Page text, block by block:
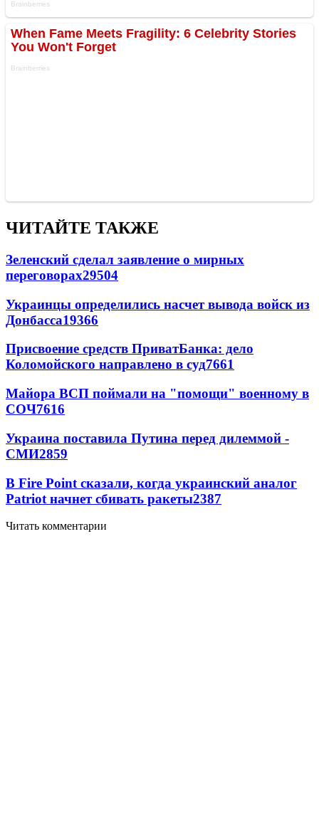
ЧИТАЙТЕ ТАКЖЕ
Зеленский сделал заявление о мирных
переговорах29504
Украинцы определились насчет вывода войск из
Донбасса19366
Присвоение средств ПриватБанка: дело
Коломойского направлено в суд7661
Майора ВСП поймали на "помощи" военному в
СОЧ7616
Украина поставила Путина перед дилеммой -
СМИ2859
В Fire Point сказали, когда украинский аналог
Patriot начнет сбивать ракеты2387
Читать комментарии